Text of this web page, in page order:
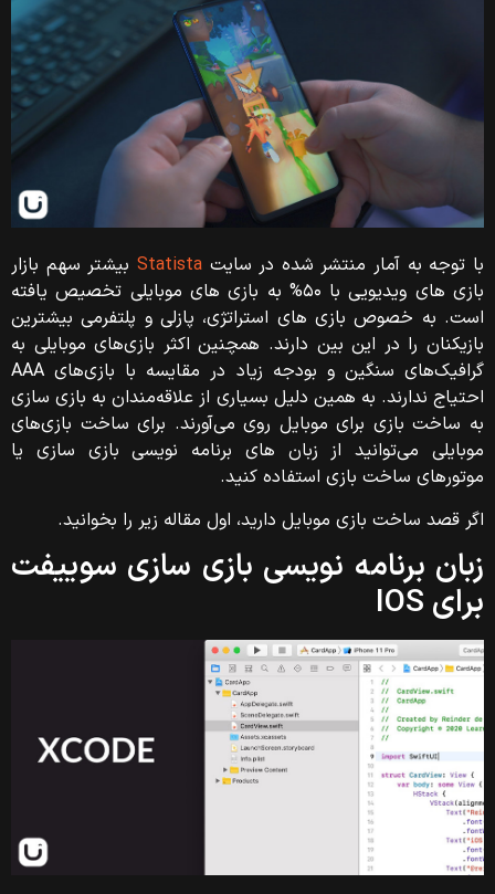
با توجه به آمار منتشر شده در سایت Statistaبیشتر سهم بازار
بازی های ویدیویی با ۵۰% به بازی های موبایلی تخصیص یافته
است. به خصوص بازی های استراتژی، پازلی و پلتفرمی بیشترین
بازیکنان را در این بین دارند. همچنین اکثر بازی‌های موبایلی به
گرافیک‌های سنگین و بودجه زیاد در مقایسه با بازی‌های AAA
احتیاج ندارند. به همین دلیل بسیاری از علاقه‌مندان به بازی‌ سازی
به ساخت بازی برای موبایل روی می‌آورند. برای ساخت بازی‌های
موبایلی می‌توانید از زبان های برنامه نویسی بازی سازی یا
موتورهای ساخت بازی استفاده کنید.
اگر قصد ساخت بازی موبایل دارید، اول مقاله زیر را بخوانید.
زبان برنامه نویسی بازی سازی سوییفت
برای IOS